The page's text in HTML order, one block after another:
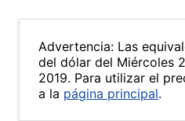
Advertencia: Las
del dólar del Miércoles
2019. Para utilizar el
a la página principal.